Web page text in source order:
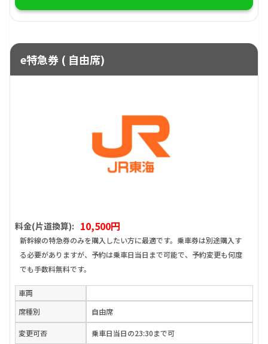
e特急券 ( 自由席)
料金(片道換算): 10,500円
新幹線の特急券のみを購入したい方に最適です。乗車券は別途購入す
る必要がありますが、予約は乗車日当日まで可能で、予約変更も何度
でも手数料無料です。
車両
席種別
自由席
変更可否 乗車日当日の23:30まで可